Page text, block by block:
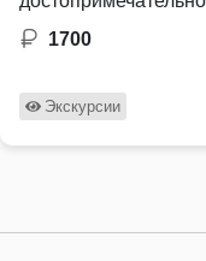
1700
Экскурсии